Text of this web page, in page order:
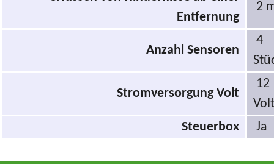
Entfernung
2
Anzahl Sensoren
4
Stromversorgung Volt
12
Volt
Steuerbox
Ja